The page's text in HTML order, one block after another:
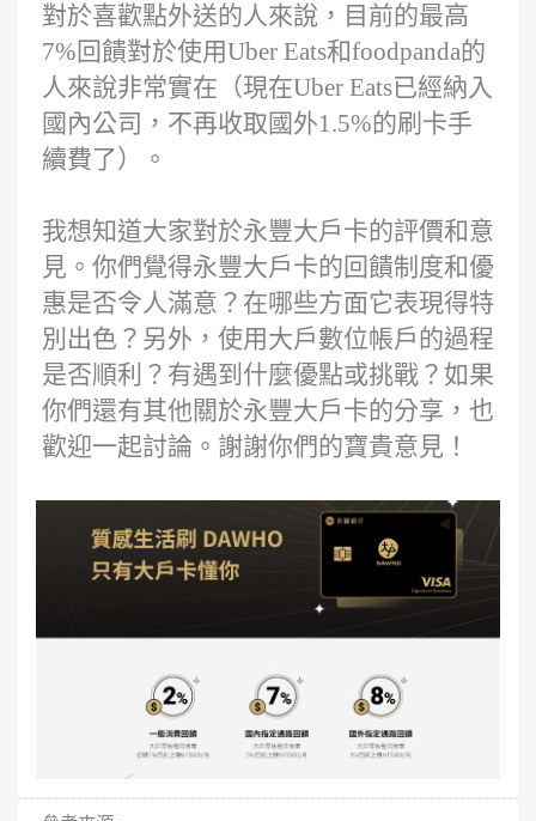
對於喜歡點外送的人來說，目前的最高
7%回饋對於使用Uber Eats和foodpanda的
人來說非常實在（現在Uber Eats已經納入
國內公司，不再收取國外1.5%的刷卡手
續費了）。
我想知道大家對於永豐大戶卡的評價和意
見。你們覺得永豐大戶卡的回饋制度和優
惠是否令人滿意？在哪些方面它表現得特
別出色？另外，使用大戶數位帳戶的過程
是否順利？有遇到什麼優點或挑戰？如果
你們還有其他關於永豐大戶卡的分享，也
歡迎一起討論。謝謝你們的寶貴意見！